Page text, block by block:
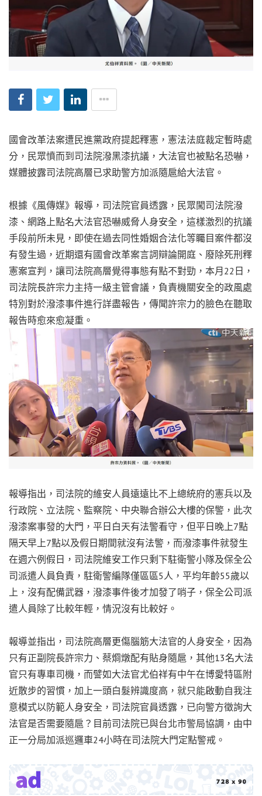
國會改革法案遭民進黨政府提起釋憲，憲法法庭裁定暫時處
分，民眾憤而到司法院潑黑漆抗議，大法官也被點名恐嚇，
媒體披露司法院高層已求助警方加派隨扈給大法官。
根據《風傳媒》報導，司法院官員透露，民眾闖司法院潑
漆、網路上點名大法官恐嚇威脅人身安全，這樣激烈的抗議
手段前所未見，即使在過去同性婚姻合法化等矚目案件都沒
有發生過，近期還有國會改革案言詞辯論開庭、廢除死刑釋
憲案宣判，讓司法院高層覺得事態有點不對勁，本月22日，
司法院長許宗力主持一級主管會議，負責機關安全的政風處
特別對於潑漆事件進行詳盡報告，傳聞許宗力的臉色在聽取
報告時愈來愈凝重。
報導指出，司法院的維安人員遠遠比不上總統府的憲兵以及
行政院、立法院、監察院、中央聯合辦公大樓的保警，此次
潑漆案事發的大門，平日白天有法警看守，但平日晚上7點
隔天早上7點以及假日期間就沒有法警，而潑漆事件就發生
在週六例假日，司法院維安工作只剩下駐衛警小隊及保全公
司派遣人員負責，駐衛警編隊僅區區5人，平均年齡55歲以
上，沒有配備武器，潑漆事件後才加發了哨子，保全公司派
遣人員除了比較年輕，情況沒有比較好。
報導並指出，司法院高層更傷腦筋大法官的人身安全，因為
只有正副院長許宗力、蔡烱燉配有貼身隨扈，其他13名大法
官只有專車司機，而譬如大法官尤伯祥有中午在博愛特區附
近散步的習慣，加上一頭白髮辨識度高，就只能啟動自我注
意模式以防範人身安全，司法院官員透露，已向警方徵詢大
法官是否需要隨扈？目前司法院已與台北市警局協調，由中
正一分局加派巡邏車24小時在司法院大門定點警戒。